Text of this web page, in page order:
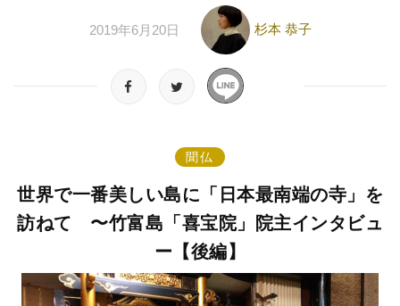
2019年6月20日 杉本 恭子
聞仏
世界で一番美しい島に「日本最南端の寺」を
訪ねて 〜竹富島「喜宝院」院主インタビュ
ー【後編】